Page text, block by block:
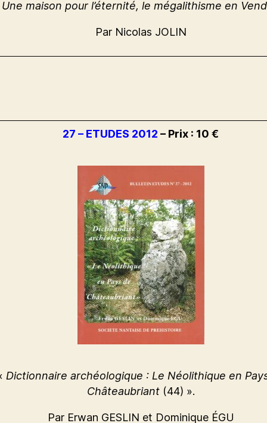
maison pour l’éternité, le mégalithisme en
Par Nicolas JOLIN
27 – ETUDES 2012 – Prix : 10 €
Dictionnaire archéologique : Le Néolithique en
Châteaubriant(44) ».
Par Erwan GESLIN et Dominique ÉGU